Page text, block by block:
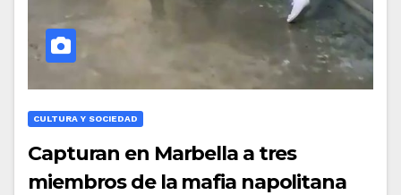
CULTURA Y SOCIEDAD
Capturan en Marbella a tres
miembros de la mafia napolitana